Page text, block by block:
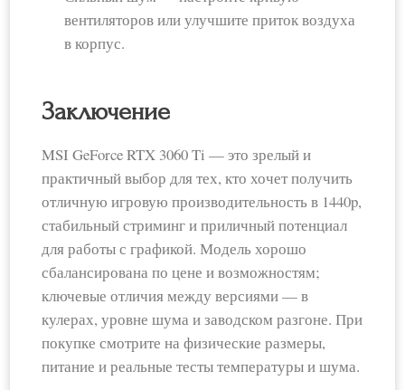
вентиляторов или улучшите приток воздуха
в корпус.
Заключение
MSI GeForce RTX 3060 Ti — это зрелый и
практичный выбор для тех, кто хочет получить
отличную игровую производительность в 1440p,
стабильный стриминг и приличный потенциал
для работы с графикой. Модель хорошо
сбалансирована по цене и возможностям;
ключевые отличия между версиями — в
кулерах, уровне шума и заводском разгоне. При
покупке смотрите на физические размеры,
питание и реальные тесты температуры и шума.